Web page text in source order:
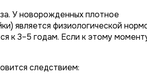
У новорожденных плотное
является физиологической
к 3–5 годам. Если к этому
следствием: